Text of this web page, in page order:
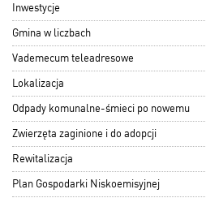
Inwestycje
Gmina w liczbach
Vademecum teleadresowe
Lokalizacja
Odpady komunalne-śmieci po nowemu
Zwierzęta zaginione i do adopcji
Rewitalizacja
Plan Gospodarki Niskoemisyjnej